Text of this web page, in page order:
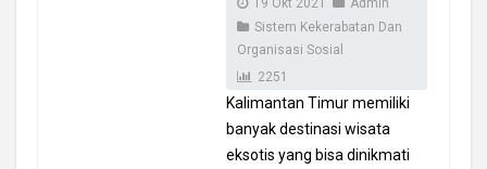
19 Okt 2021
Admin
Sistem Kekerabatan Dan
Organisasi Sosial
2251
Kalimantan Timur memiliki
banyak destinasi wisata
eksotis yang bisa dinikmati